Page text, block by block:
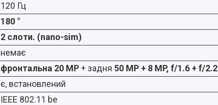
120 Гц
180 °
2 слоти. (nano-sim)
немає
фронтальна 20 MP+ задня 50 MP + 8 MP, f/1.6 + f/2.2
є, встановлений
IEEE 802.11 be